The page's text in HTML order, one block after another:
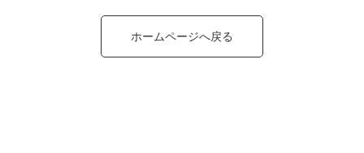
ホームページへ戻る